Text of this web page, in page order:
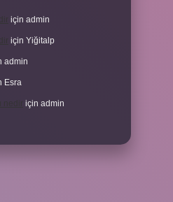
için admin
için Yiğitalp
admin
Esra
için admin